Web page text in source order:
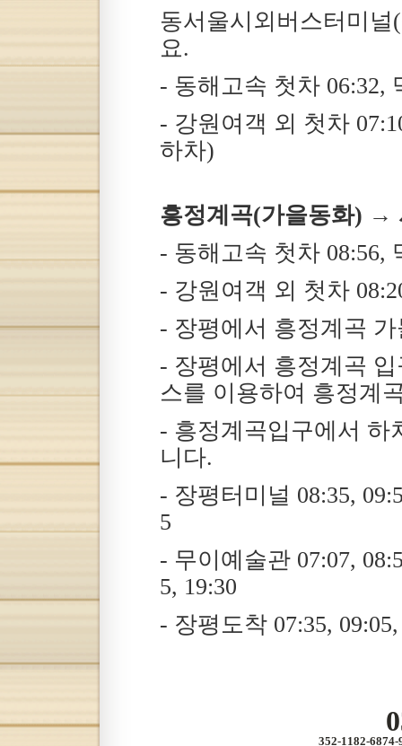
동서울시외버스터미널
요.
- 동해고속 첫차 06:32,
- 강원여객 외 첫차
하차)
흥정계곡(가을동화) →
- 동해고속 첫차 08:56,
- 강원여객 외 첫차
- 장평에서 흥정계곡
- 장평에서 흥정계곡
스를 이용하여 흥정계
- 흥정계곡입구에서 하
니다.
- 장평터미널 08:35,
5
- 무이예술관 07:07,
5, 19:30
- 장평도착 07:35,
352-1182-